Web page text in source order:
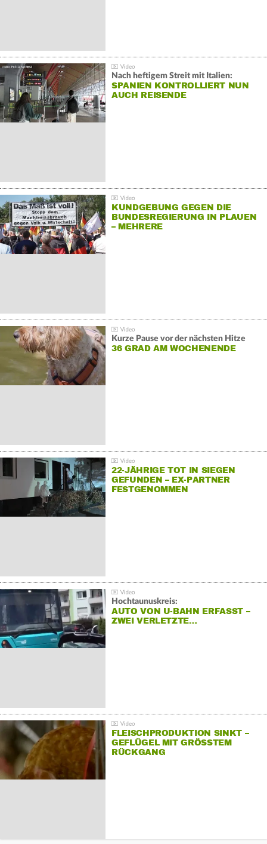
Nach heftigem Streit mit Italien:
SPANIEN KONTROLLIERT NUN
AUCH REISENDE
KUNDGEBUNG GEGEN DIE
BUNDESREGIERUNG IN PLAUEN
– MEHRERE
Kurze Pause vor der nächsten Hitze
36 GRAD AM WOCHENENDE
22-JÄHRIGE TOT IN SIEGEN
GEFUNDEN – EX-PARTNER
FESTGENOMMEN
Hochtaunuskreis:
AUTO VON U-BAHN ERFASST –
ZWEI VERLETZTE…
FLEISCHPRODUKTION SINKT –
GEFLÜGEL MIT GRÖSSTEM R
ÜCKGANG